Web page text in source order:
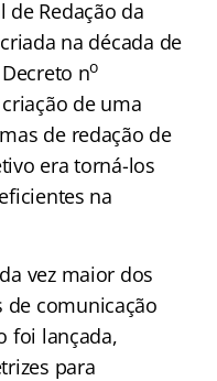
Redação da
na década de
no
de uma
de redação de
era torná-los
na
vez maior dos
comunicação
foi lançada,
para